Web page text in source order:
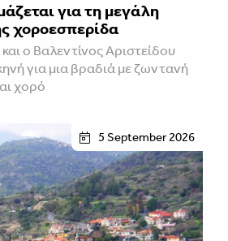
για τη μεγάλη
χοροεσπερίδα
ο Βαλεντίνος Αριστείδου
για μια βραδιά με ζωντανή
χορό
5 September 2026